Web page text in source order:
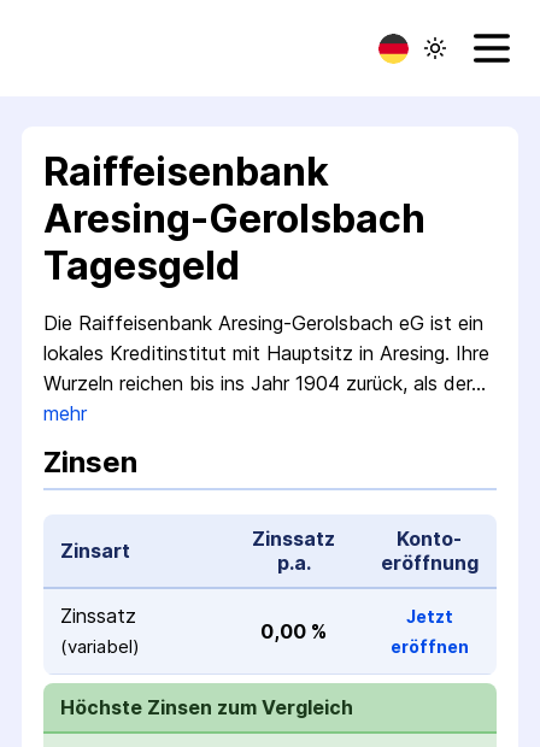
Raiffeisenbank
Aresing-Gerolsbach
Tagesgeld
Die Raiffeisenbank Aresing-Gerolsbach eG ist ein
lokales Kredit­institut mit Hauptsitz in Aresing. Ihre
Wurzeln reichen bis ins Jahr 1904 zurück, als der…
mehr
Zinsen
Zinsart
Zinssatz
p.a.
Konto­
eröffnung
Zinssatz
(variabel)
0,00 %
Jetzt
eröffnen
Höchste Zinsen zum Vergleich